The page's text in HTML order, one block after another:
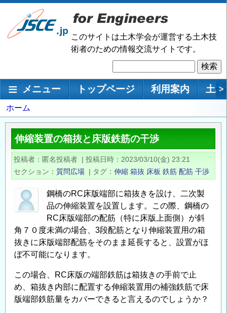
メ
ン
移
このサイトは土木学会が運営する土木技
術者のための情報交流サイトです。
索
メインナビゲーション
メニュー トップページ 利用案内 土 >
パ
ン
く
ず
ホーム
伸縮装置の箱抜と床版鉄筋の干渉
投稿者 匿名投稿者 | 投稿日時
2023/03/10(金) 23:21
セクション
質問広場 | タグ 伸縮 箱抜 床板 鉄筋 配筋 干渉
鋼橋のRC床版端部に箱抜きを設け、二次製
品の伸縮装置を設置します。この際、鋼橋の
RC床版端部の配筋（特に床版上面側）が斜
角７０度未満の場合、3段配筋となり伸縮装置用の箱
抜きに床版端部配筋をそのまま延長すると、設置がほ
ぼ不可能になります。
この場合、RC床版の端部鉄筋は箱抜きの手前で止
め、箱抜き内部に配置する伸縮装置用の補強鉄筋で床
版端部鉄筋量をカバーできると言えるのでしょうか？